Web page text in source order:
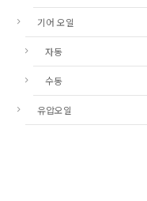
기어 오일
자동
수동
유압오일